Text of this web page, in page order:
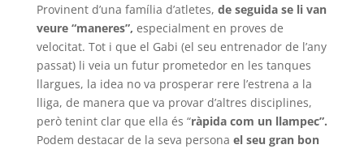
Provinent d’una família d’atletes, de seguida se li van
veure “maneres”, especialment en proves de
velocitat. Tot i que el Gabi (el seu entrenador de l’any
passat) li veia un futur prometedor en les tanques
llargues, la idea no va prosperar rere l’estrena a la
lliga, de manera que va provar d’altres disciplines,
però tenint clar que ella és “ràpida com un llampec”.
Podem destacar de la seva persona el seu gran bon